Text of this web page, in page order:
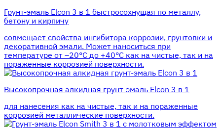
Грунт-эмаль Elcon 3 в 1 быстросохнущая по металлу,
бетону и кирпичу
совмещает свойства ингибитора коррозии, грунтовки и
декоративной эмали. Может наноситься при
температуре от –20°С до +40°С как на чистые, так и на
пораженные коррозией поверхности.
Высокопрочная алкидная грунт-эмаль Elcon 3 в 1
для нанесения как на чистые, так и на пораженные
коррозией металлические поверхности.